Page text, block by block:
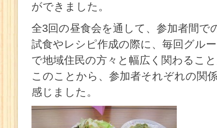
ができました。
全3回の昼食会を通して、参加者間で
試食やレシピ作成の際に、毎回グル
で地域住民の方々と幅広く関わるこ
このことから、参加者それぞれの関
感じました。